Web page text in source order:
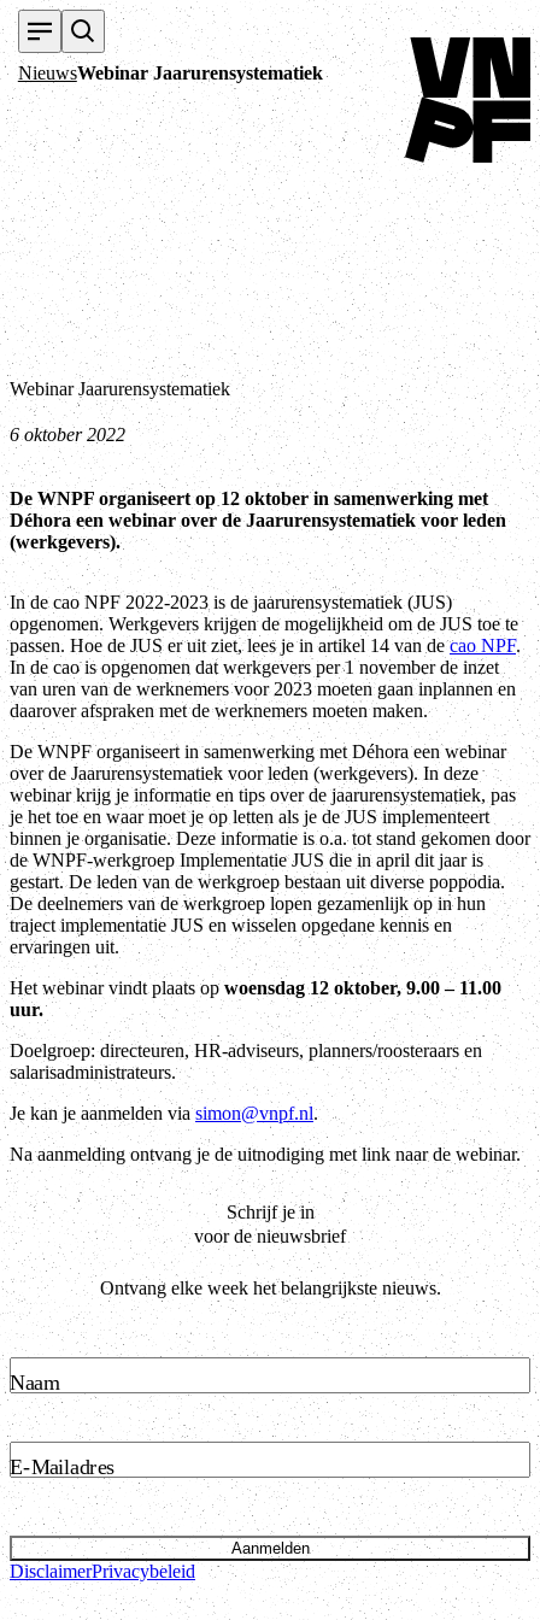
NieuwsWebinar Jaarurensystematiek
Terug naar
Webinar Jaarurensystematiek
6 oktober 2022
De WNPF organiseert op 12 oktober in samenwerking met
Déhora een webinar over de Jaarurensystematiek voor leden
(werkgevers).
In de cao NPF 2022-2023 is de jaarurensystematiek (JUS)
opgenomen. Werkgevers krijgen de mogelijkheid om de JUS toe te
passen. Hoe de JUS er uit ziet, lees je in artikel 14 van decao NPF.
In de cao is opgenomen dat werkgevers per 1 november de inzet
van uren van de werknemers voor 2023 moeten gaan inplannen en
daarover afspraken met de werknemers moeten maken.
De WNPF organiseert in samenwerking met Déhora een webinar
over de Jaarurensystematiek voor leden (werkgevers). In deze
webinar krijg je informatie en tips over de jaarurensystematiek, pas
je het toe en waar moet je op letten als je de JUS implementeert
binnen je organisatie. Deze informatie is o.a. tot stand gekomen door
de WNPF-werkgroep Implementatie JUS die in april dit jaar is
gestart. De leden van de werkgroep bestaan uit diverse poppodia.
De deelnemers van de werkgroep lopen gezamenlijk op in hun
traject implementatie JUS en wisselen opgedane kennis en
ervaringen uit.
Het webinar vindt plaats opwoensdag 12 oktober, 9.00 – 11.00
uur.
Doelgroep: directeuren, HR-adviseurs, planners/roosteraars en
salarisadministrateurs.
Je kan je aanmelden viasimon@vnpf.nl.
Na aanmelding ontvang je de uitnodiging met link naar de webinar.
Schrijf je in
voor de nieuwsbrief
Ontvang elke week het belangrijkste nieuws.
Naam
E-Mailadres
Aanmelden
DisclaimerPrivacybeleid